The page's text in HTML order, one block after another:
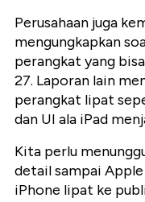
Perusahaan juga
mengungkapkan
perangkat yang
27. Laporan lain
perangkat lipat
dan UI ala iPad
Kita perlu
detail sampai
iPhone lipat ke